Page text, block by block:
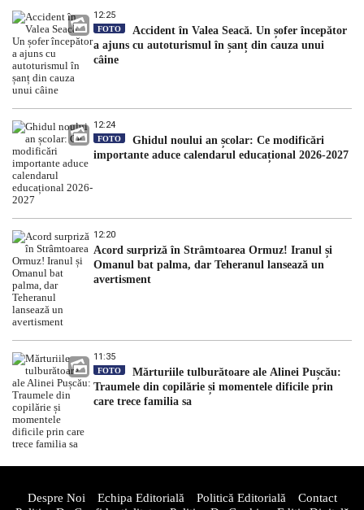
12:25
FOTO
Accident în Valea Seacă. Un șofer începător
a ajuns cu autoturismul în șanț din cauza unui
câine
12:24
FOTO
Ghidul noului an școlar: Ce modificări
importante aduce calendarul educațional 2026-2027
12:20
Acord surpriză în Strâmtoarea Ormuz! Iranul și
Omanul bat palma, dar Teheranul lansează un
avertisment
11:35
FOTO
Mărturiile tulburătoare ale Alinei Pușcău:
Traumele din copilărie și momentele dificile prin
care trece familia sa
Despre Noi Echipa Editorială Politică Editorială
Contact